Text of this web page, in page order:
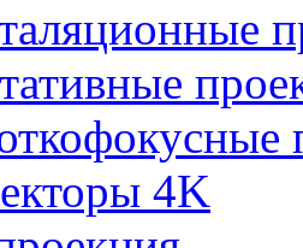
4K